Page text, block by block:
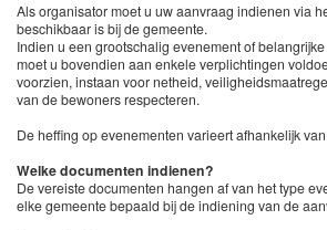
Als organisator moet u uw aanvraag indienen via
beschikbaar is bij de gemeente.
Indien u een grootschalig evenement of
moet u bovendien aan enkele verplichtingen
voorzien, instaan voor netheid,
van de bewoners respecteren.
De heffing op evenementen varieert afhankelijk
Welke documenten indienen?
De vereiste documenten hangen af van het type
elke gemeente bepaald bij de indiening van de